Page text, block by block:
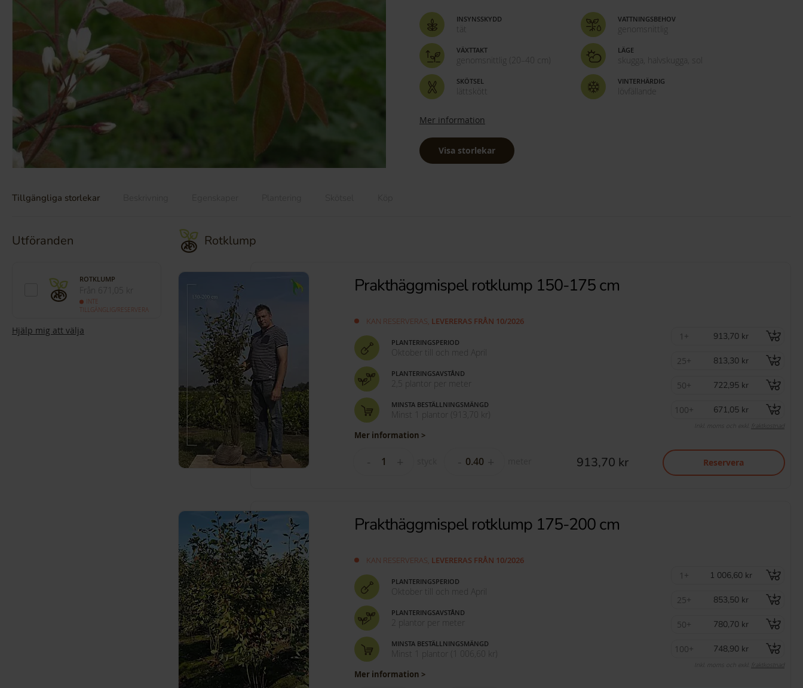
INSYNSSKYDD
tät
VÄXTTAKT
genomsnittlig (20–40 cm)
SKÖTSEL
lättskött
VATTNINGSBEHOV
genomsnittlig
LÄGE
skugga, halvskugga, sol
VINTERHÄRDIG
lövfällande
Mer information
Visa storlekar
Tillgängliga storlekar
Utföranden
ROTKLUMP
Från 671,05 kr
INTE
TILLGÄNGLIG/RESERVERA
Hjälp mig att välja
Rotklump
Prakthäggmispel rotklump 150-175 cm
KAN RESERVERAS, LEVERERAS FRÅN 10/2026
PLANTERINGSPERIOD
Oktober till och med April
PLANTERINGSAVSTÅND
2,5 plantor per meter
MINSTA BESTÄLLNINGSMÄNGD
Minst 1 plantor 913,70 kr
1+ 913,70 kr
25+ 813,30 kr
50+ 722,95 kr
100+ 671,05 kr
Inkl. moms och exkl. fraktkostnad
Mer information >
- + - + 913,70 kr Reservera
Prakthäggmispel rotklump 175-200 cm
KAN RESERVERAS, LEVERERAS FRÅN 10/2026
PLANTERINGSPERIOD
Oktober till och med April
PLANTERINGSAVSTÅND
2 plantor per meter
MINSTA BESTÄLLNINGSMÄNGD
Minst 1 plantor 1 006,60 kr
1+ 1 006,60 kr
25+ 853,50 kr
50+ 780,70 kr
100+ 748,90 kr
Inkl. moms och exkl. fraktkostnad
Mer information >